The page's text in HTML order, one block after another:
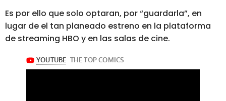
Es por ello que solo optaran, por “guardarla”, en
lugar de el tan planeado estreno en la plataforma
de streaming HBO y en las salas de cine.